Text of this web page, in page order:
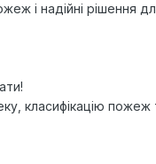
і надійні рішення
класифікацію пожеж